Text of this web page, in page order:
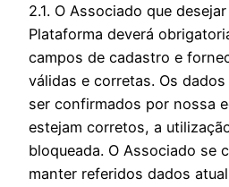
2.1. O Associado que
Plataforma deverá
campos de cadastro e
válidas e corretas. Os
ser confirmados por nossa
estejam corretos, a
bloqueada. O Associado se
manter referidos dados